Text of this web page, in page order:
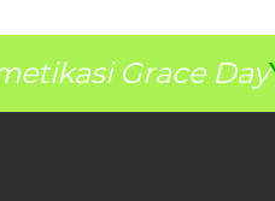
Grace Day